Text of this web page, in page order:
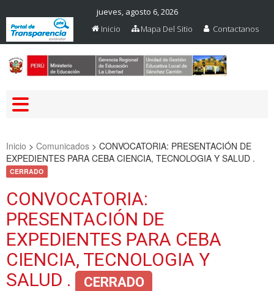
jueves, agosto 6, 2026
Inicio
Mapa Del Sitio Contactanos
Inicio > Comunicados > CONVOCATORIA: PRESENTACIÓN DE
EXPEDIENTES PARA CEBA CIENCIA, TECNOLOGIA Y SALUD .
CERRADO
CONVOCATORIA:
PRESENTACIÓN DE
EXPEDIENTES PARA CEBA
CIENCIA, TECNOLOGIA Y
SALUD .
CERRADO